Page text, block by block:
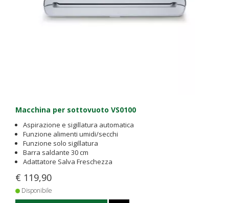
Macchina per sottovuoto VS0100
Aspirazione e sigillatura automatica
Funzione alimenti umidi/secchi
Funzione solo sigillatura
Barra saldante 30 cm
Adattatore Salva Freschezza
€ 119,90
Disponibile